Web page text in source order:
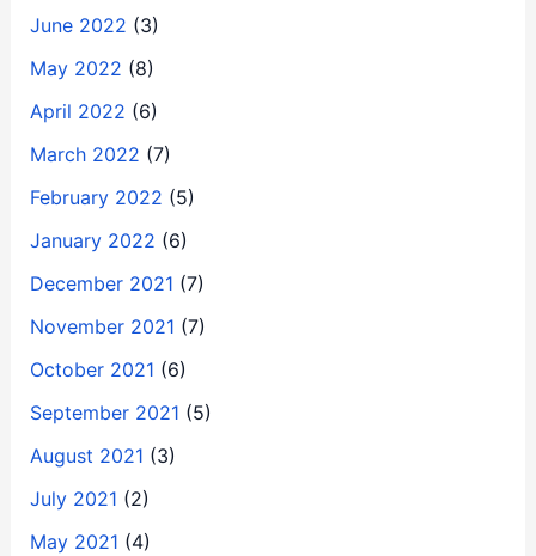
June 2022 (3)
May 2022 (8)
April 2022 (6)
March 2022 (7)
February 2022 (5)
January 2022 (6)
December 2021 (7)
November 2021 (7)
October 2021 (6)
September 2021 (5)
August 2021 (3)
July 2021 (2)
May 2021 (4)